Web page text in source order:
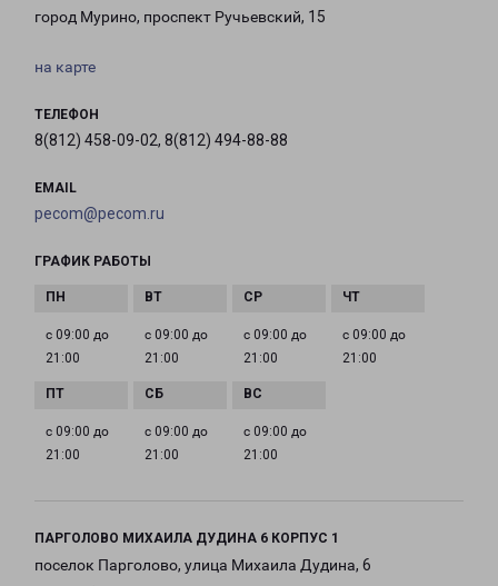
город Мурино, проспект Ручьевский, 15
на карте
ТЕЛЕФОН
8(812) 458-09-02, 8(812) 494-88-88
EMAIL
pecom@pecom.ru
ГРАФИК РАБОТЫ
с 09:00 до
21:00
с 09:00 до
21:00
с 09:00 до
21:00
с 09:00 до
21:00
с 09:00 до
21:00
с 09:00 до
21:00
с 09:00 до
21:00
ПАРГОЛОВО МИХАИЛА ДУДИНА 6 КОРПУС 1
поселок Парголово, улица Михаила Дудина, 6